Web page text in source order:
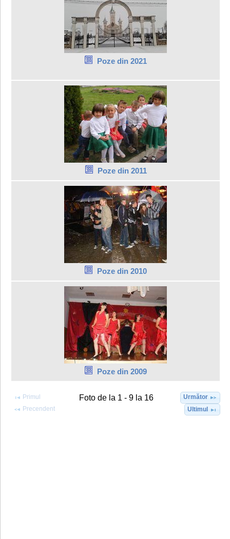
Poze din 2021
Poze din 2011
Poze din 2010
Poze din 2009
Primul
Precendent
Foto de la 1 - 9 la 16
Următor
Ultimul